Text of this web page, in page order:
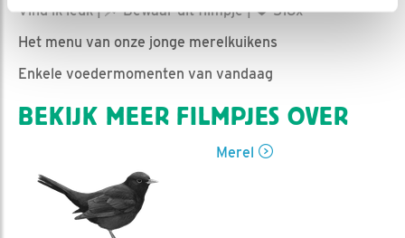
Vind ik leuk| Bewaar dit filmpje|
516x
Het menu van onze jonge merelkuikens
Enkele voedermomenten van vandaag
BEKIJK MEER FILMPJES OVER
Merel